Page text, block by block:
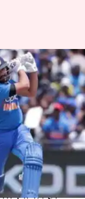
के
ओवर्स की
तैयार है।